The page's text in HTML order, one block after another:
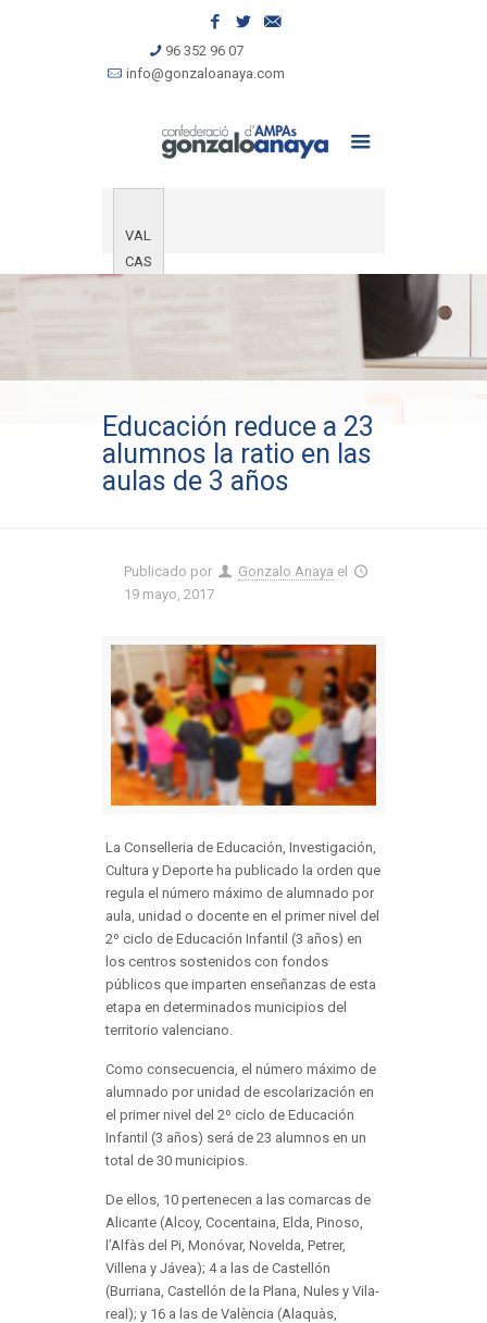
96 352 96 07
info@gonzaloanaya.com
VAL
CAS
Educación reduce a 23
alumnos la ratio en las
aulas de 3 años
Publicado por Gonzalo Anaya el
19 mayo, 2017
La Conselleria de Educación, Investigación,
Cultura y Deporte ha publicado la orden que
regula el número máximo de alumnado por
aula, unidad o docente en el primer nivel del
2º ciclo de Educación Infantil (3 años) en
los centros sostenidos con fondos
públicos que imparten enseñanzas de esta
etapa en determinados municipios del
territorio valenciano.
Como consecuencia, el número máximo de
alumnado por unidad de escolarización en
el primer nivel del 2º ciclo de Educación
Infantil (3 años) será de 23 alumnos en un
total de 30 municipios.
De ellos, 10 pertenecen a las comarcas de
Alicante (Alcoy, Cocentaina, Elda, Pinoso,
l’Alfàs del Pi, Monóvar, Novelda, Petrer,
Villena y Jávea); 4 a las de Castellón
(Burriana, Castellón de la Plana, Nules y Vila-
real); y 16 a las de València (Alaquàs,